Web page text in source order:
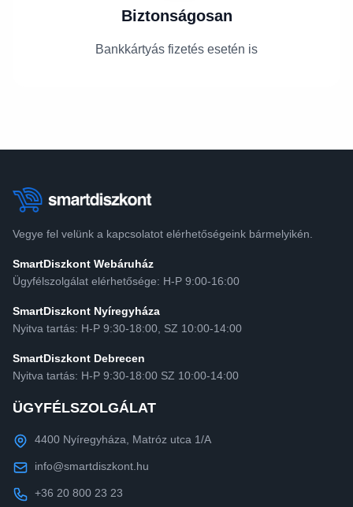
Biztonságosan
Bankkártyás fizetés esetén is
Vegye fel velünk a kapcsolatot elérhetőségeink bármelyikén.
SmartDiszkont Webáruház
Ügyfélszolgálat elérhetősége: H-P 9:00-16:00
SmartDiszkont Nyíregyháza
Nyitva tartás: H-P 9:30-18:00, SZ 10:00-14:00
SmartDiszkont Debrecen
Nyitva tartás: H-P 9:30-18:00 SZ 10:00-14:00
ÜGYFÉLSZOLGÁLAT
4400 Nyíregyháza, Matróz utca 1/A
info@smartdiszkont.hu
+36 20 800 23 23